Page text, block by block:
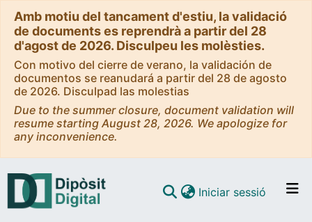
Amb motiu del tancament d'estiu, la validació
de documents es reprendrà a partir del 28
d'agost de 2026. Disculpeu les molèsties.
Con motivo del cierre de verano, la validación de
documentos se reanudará a partir del 28 de agosto
de 2026. Disculpad las molestias
Due to the summer closure, document validation will
resume starting August 28, 2026. We apologize for
any inconvenience.
Iniciar sessió (current)